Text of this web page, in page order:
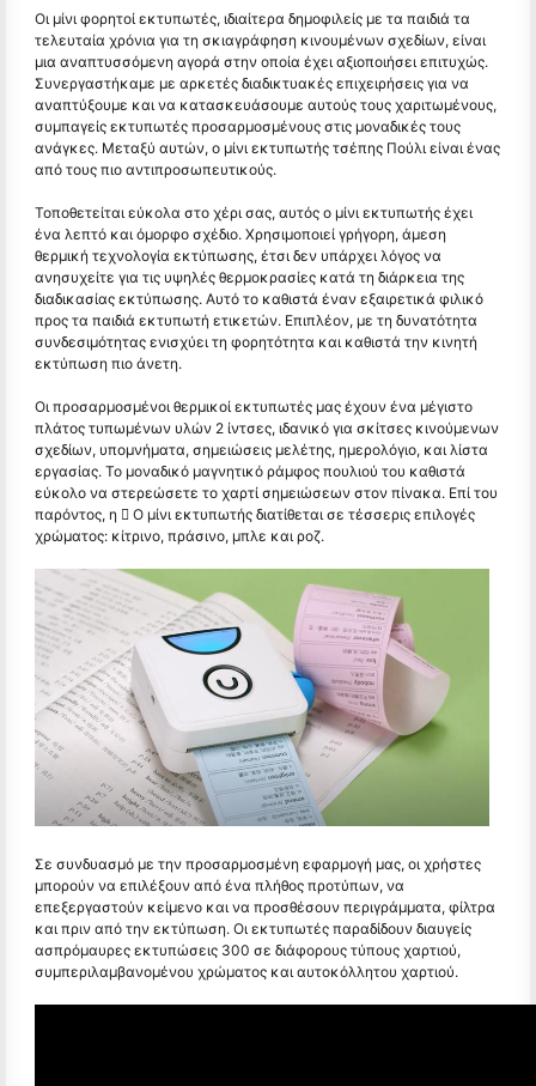
Οι μίνι φορητοί εκτυπωτές, ιδιαίτερα δημοφιλείς με τα παιδιά τα
τελευταία χρόνια για τη σκιαγράφηση κινουμένων σχεδίων, είναι
μια αναπτυσσόμενη αγορά στην οποία έχει αξιοποιήσει επιτυχώς.
Συνεργαστήκαμε με αρκετές διαδικτυακές επιχειρήσεις για να
αναπτύξουμε και να κατασκευάσουμε αυτούς τους χαριτωμένους,
συμπαγείς εκτυπωτές προσαρμοσμένους στις μοναδικές τους
ανάγκες. Μεταξύ αυτών, ο μίνι εκτυπωτής τσέπης Πούλι είναι ένας
από τους πιο αντιπροσωπευτικούς.
Τοποθετείται εύκολα στο χέρι σας, αυτός ο μίνι εκτυπωτής έχει
ένα λεπτό και όμορφο σχέδιο. Χρησιμοποιεί γρήγορη, άμεση
θερμική τεχνολογία εκτύπωσης, έτσι δεν υπάρχει λόγος να
ανησυχείτε για τις υψηλές θερμοκρασίες κατά τη διάρκεια της
διαδικασίας εκτύπωσης. Αυτό το καθιστά έναν εξαιρετικά φιλικό
προς τα παιδιά εκτυπωτή ετικετών. Επιπλέον, με τη δυνατότητα
συνδεσιμότητας ενισχύει τη φορητότητα και καθιστά την κινητή
εκτύπωση πιο άνετη.
Οι προσαρμοσμένοι θερμικοί εκτυπωτές μας έχουν ένα μέγιστο
πλάτος τυπωμένων υλών 2 ίντσες, ιδανικό για σκίτσες κινούμενων
σχεδίων, υπομνήματα, σημειώσεις μελέτης, ημερολόγιο, και λίστα
εργασίας. Το μοναδικό μαγνητικό ράμφος πουλιού του καθιστά
εύκολο να στερεώσετε το χαρτί σημειώσεων στον πίνακα. Επί του
παρόντος, η  Ο μίνι εκτυπωτής διατίθεται σε τέσσερις επιλογές
χρώματος: κίτρινο, πράσινο, μπλε και ροζ.
Σε συνδυασμό με την προσαρμοσμένη εφαρμογή μας, οι χρήστες
μπορούν να επιλέξουν από ένα πλήθος προτύπων, να
επεξεργαστούν κείμενο και να προσθέσουν περιγράμματα, φίλτρα
και πριν από την εκτύπωση. Οι εκτυπωτές παραδίδουν διαυγείς
ασπρόμαυρες εκτυπώσεις 300 σε διάφορους τύπους χαρτιού,
συμπεριλαμβανομένου χρώματος και αυτοκόλλητου χαρτιού.